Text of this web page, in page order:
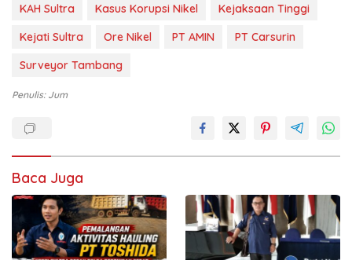
KAH Sultra Kasus Korupsi Nikel
Kejaksaan Tinggi
Kejati Sultra
Ore Nikel PT AMIN
PT Carsurin
Surveyor Tambang
Penulis: Jum
Baca Juga